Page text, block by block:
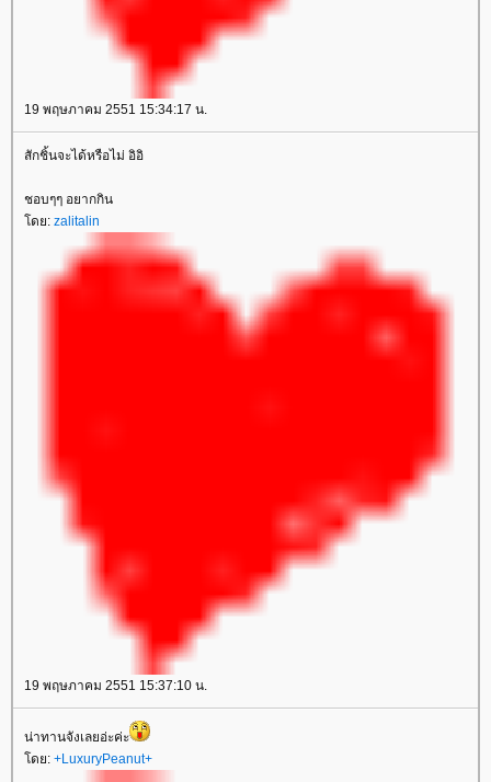
19 พฤษภาคม 2551 15:34:17 น.
สักชิ้นจะได้หรือไม่ อิอิ
ชอบๆๆ อยากกิน
ดย: zalitalin
19 พฤษภาคม 2551 15:37:10 น.
น่าทานจังเลยอ่ะค่ะ
ดย: +LuxuryPeanut+